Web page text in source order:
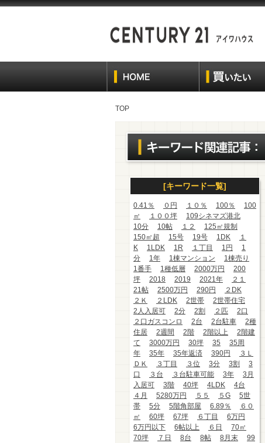
TOP
[キーワード一覧]
0.41％ ０円 １０％ 100％
100
㎡
１００坪
109シネマズ港北
10分
10帖 １２
125㎡規制
150㎡超
15号 19号 1DK
１
K
1LDK 1R １丁目 1円
1
分
1年 1棟マンション
1棟売り
1番手
1種低層 2000万円
200
坪
2018 2019 2021年
２１
21帖
2500万円 290円
２DK
２Ｋ
２LDK 2世帯
2世帯住宅
2人入居可
2分 2割 ２匹
2口
２口ガスコンロ
2台 2台駐車
2種
住居
2週間 2階 2階以上
2階建
て
3000万円 30坪 35
35周
年
35年 35年返済 390円
３Ｌ
ＤＫ
３丁目 ３位 3分 3割
3
口
３台 ３台駐車可能 3年
3月
入居可
3階 40坪 4LDK
4台
４月
5280万円 ５５ ５G
5世
帯
5分 5階角部屋 6.89％
６０
㎡
60坪 67坪 ６丁目
6万円
6万円以下
6帖以上 ６日
70㎡
70坪
７日 8台 8帖 8月末
99